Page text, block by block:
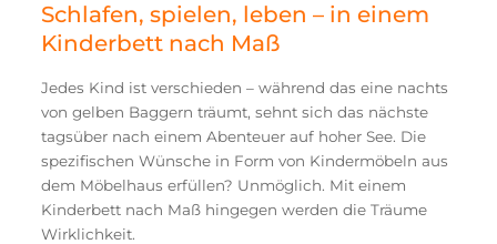
Schlafen, spielen, leben – in einem
Kinderbett nach Maß
Jedes Kind ist verschieden – während das eine nachts
von gelben Baggern träumt, sehnt sich das nächste
tagsüber nach einem Abenteuer auf hoher See. Die
spezifischen Wünsche in Form von Kindermöbeln aus
dem Möbelhaus erfüllen? Unmöglich. Mit einem
Kinderbett nach Maß hingegen werden die Träume
Wirklichkeit.